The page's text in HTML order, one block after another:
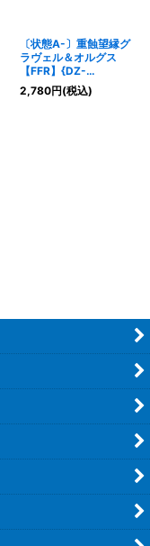
〔状態A-〕重蝕望縁グ
ラヴェル＆オルグス
【FFR】{DZ-
SS16/FFR22}《ブラン
トゲート/ストイケイ
2,780円(税込)